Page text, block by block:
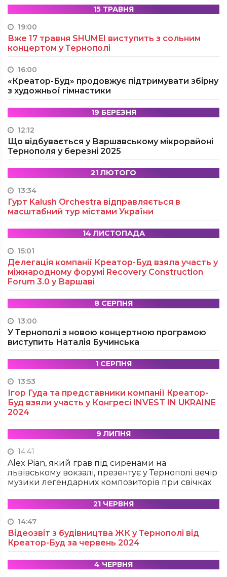
15 ТРАВНЯ
19:00
Вже 17 травня SHUMEI виступить з сольним
концертом у Тернополі
16:00
«Креатор-Буд» продовжує підтримувати збірну
з художньої гімнастики
19 БЕРЕЗНЯ
12:12
Що відбувається у Варшавському мікрорайоні
Тернополя у березні 2025
21 ЛЮТОГО
13:34
Гурт Kalush Orchestra відправляється в
масштабний тур містами України
14 ЛИСТОПАДА
15:01
Делегація компанії Креатор-Буд взяла участь у
міжнародному форумі Recovery Construction
Forum 3.0 у Варшаві
8 СЕРПНЯ
13:00
У Тернополі з новою концертною програмою
виступить Наталія Бучинська
1 СЕРПНЯ
13:53
Ігор Гуда та представники компанії Креатор-
Буд взяли участь у Конгресі INVEST IN UKRAINE
2024
9 ЛИПНЯ
14:41
Alex Pian, який грав під сиренами на
львівському вокзалі, презентує у Тернополі вечір
музики легендарних композиторів при свічках
21 ЧЕРВНЯ
14:47
Відеозвіт з будівництва ЖК у Тернополі від
Креатор-Буд за червень 2024
4 ЧЕРВНЯ